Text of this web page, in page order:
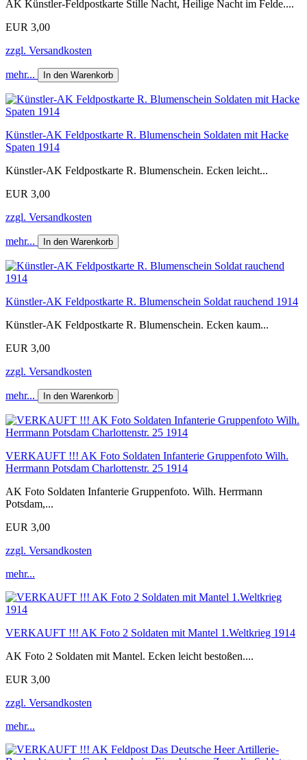
AK Künstler-Feldpostkarte Stille Nacht, Heilige Nacht im Felde....
EUR 3,00
zzgl. Versandkosten
mehr... In den Warenkorb
Künstler-AK Feldpostkarte R. Blumenschein Soldaten mit Hacke
Spaten 1914
Künstler-AK Feldpostkarte R. Blumenschein. Ecken leicht...
EUR 3,00
zzgl. Versandkosten
mehr... In den Warenkorb
Künstler-AK Feldpostkarte R. Blumenschein Soldat rauchend 1914
Künstler-AK Feldpostkarte R. Blumenschein. Ecken kaum...
EUR 3,00
zzgl. Versandkosten
mehr... In den Warenkorb
VERKAUFT !!! AK Foto Soldaten Infanterie Gruppenfoto Wilh.
Herrmann Potsdam Charlottenstr. 25 1914
AK Foto Soldaten Infanterie Gruppenfoto. Wilh. Herrmann
Potsdam,...
EUR 3,00
zzgl. Versandkosten
mehr...
VERKAUFT !!! AK Foto 2 Soldaten mit Mantel 1.Weltkrieg 1914
AK Foto 2 Soldaten mit Mantel. Ecken leicht bestoßen....
EUR 3,00
zzgl. Versandkosten
mehr...